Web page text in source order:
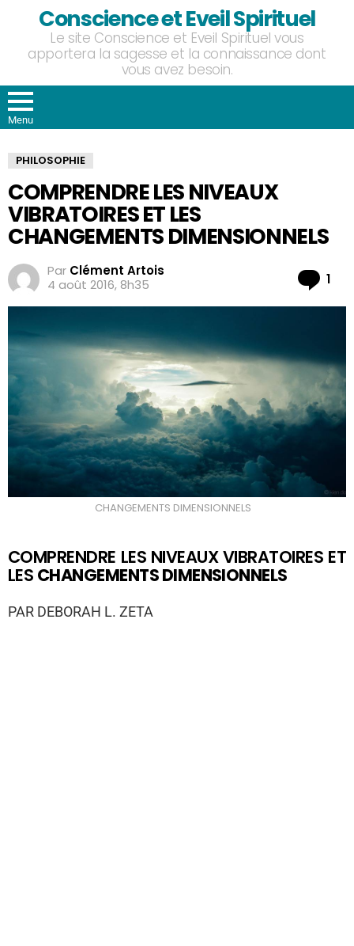
Conscience et Eveil Spirituel
Le site Conscience et Eveil Spirituel vous
apportera la sagesse et la connaissance dont
vous avez besoin.
Menu
PHILOSOPHIE
COMPRENDRE LES NIVEAUX
VIBRATOIRES ET LES
CHANGEMENTS DIMENSIONNELS
Par Clément Artois
4 août 2016, 8h35
1
CHANGEMENTS DIMENSIONNELS
COMPRENDRE LES NIVEAUX VIBRATOIRES ET
LES CHANGEMENTS DIMENSIONNELS
PAR DEBORAH L. ZETA